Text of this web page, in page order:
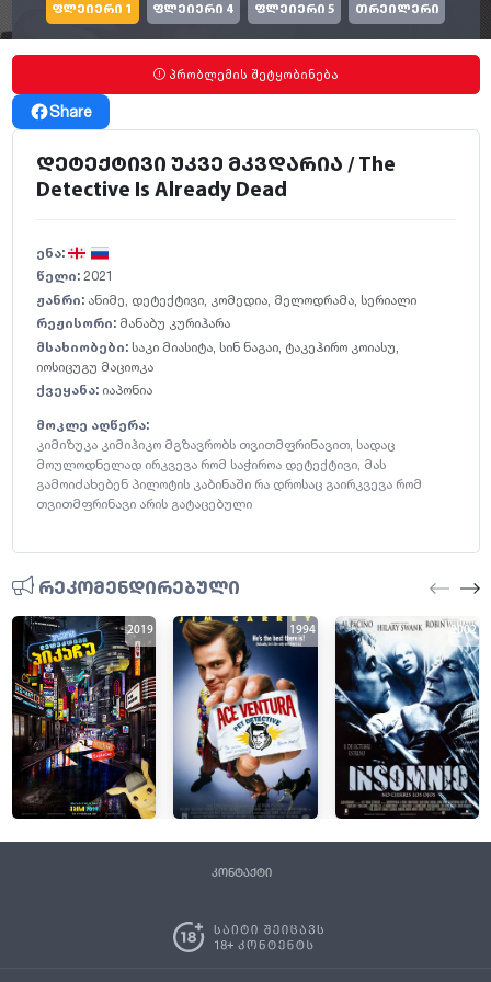
ფლეიერი 1 ფლეიერი 4 ფლეიერი 5 თრეილერი
პრობლემის შეტყობინება
Share
დეტექტივი უკვე მკვდარია / The
Detective Is Already Dead
ენა:
წელი: 2021
ჟანრი: ანიმე დეტექტივი, კომედია, მელოდრამა, სერიალი
რეჟისორი: მანაბუ კურიჰარა
მსახიობები: საკი მიასიტა, სინ ნაგაი, ტაკეჰირო კოიასუ
იოსიცუგუ მაციოკა
ქვეყანა: იაპონია
მოკლე აღწერა:
კიმიზუკა კიმიჰიკო მგზავრობს თვითმფრინავით, სადაც
მოულოდნელად ირკვევა რომ საჭიროა დეტექტივი, მას
გამოიძახებენ პილოტის კაბინაში რა დროსაც გაირკვევა რომ
თვითმფრინავი არის გატაცებული
რეკომენდირებული
2019 1994 2002
კონტაქტი